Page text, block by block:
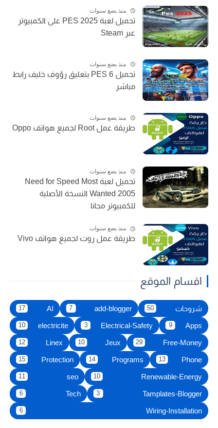
منذ بضع سنوات
تحميل لعبة PES 2025 على الكمبيوتر
عبر Steam
منذ بضع سنوات
تحميل PES 6 بتعليق رؤوف خليف رابط
مباشر
منذ بضع سنوات
طريقة عمل Root لجميع هواتف Oppo
منذ بضع سنوات
تحميل لعبة Need for Speed Most
Wanted 2005 النسخة الأصلية
للكمبيوتر مجانا
منذ بضع سنوات
طريقة عمل روت لجميع هواتف Vivo
اقسام الموقع
شروحات 50
add-blogger
AI
17
Apps
Electrical-Safety
electricite
10
Free-Money
29
Jeux
10
Linex
12
Phone
13
Programs
14
Protection
15
Renewable-Energy
10
seo
11
Tamplates-Blogger
Tech
Wiring-Installation